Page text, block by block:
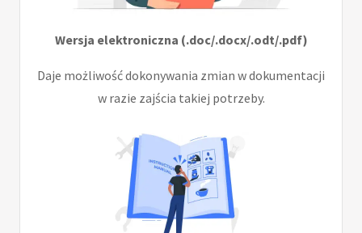
Wersja elektroniczna (.doc/.docx/.odt/.pdf)
Daje możliwość dokonywania zmian w dokumentacji
w razie zajścia takiej potrzeby.